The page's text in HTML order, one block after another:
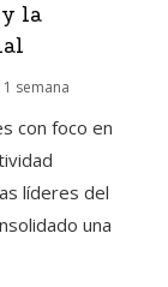
la
1 semana
con foco en
líderes del
una